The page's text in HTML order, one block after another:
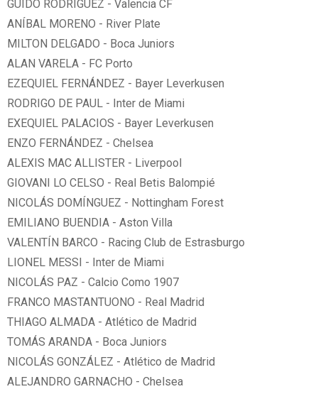
GUIDO RODRÍGUEZ - Valencia CF
ANÍBAL MORENO - River Plate
MILTON DELGADO - Boca Juniors
ALAN VARELA - FC Porto
EZEQUIEL FERNÁNDEZ - Bayer Leverkusen
RODRIGO DE PAUL - Inter de Miami
EXEQUIEL PALACIOS - Bayer Leverkusen
ENZO FERNÁNDEZ - Chelsea
ALEXIS MAC ALLISTER - Liverpool
GIOVANI LO CELSO - Real Betis Balompié
NICOLÁS DOMÍNGUEZ - Nottingham Forest
EMILIANO BUENDIA - Aston Villa
VALENTÍN BARCO - Racing Club de Estrasburgo
LIONEL MESSI - Inter de Miami
NICOLÁS PAZ - Calcio Como 1907
FRANCO MASTANTUONO - Real Madrid
THIAGO ALMADA - Atlético de Madrid
TOMÁS ARANDA - Boca Juniors
NICOLÁS GONZÁLEZ - Atlético de Madrid
ALEJANDRO GARNACHO - Chelsea